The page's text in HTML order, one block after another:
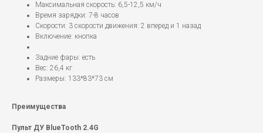
Максимальная скорость: 6,5-12,5 км/ч
Время зарядки: 7-8 часов
Скорости: 3 скорости движения: 2 вперед и 1 назад
Включение: кнопка
Задние фары: есть
Вес: 26,4 кг
Размеры: 133*83*73 см
Преимущества
Пульт ДУ BlueTooth 2.4G